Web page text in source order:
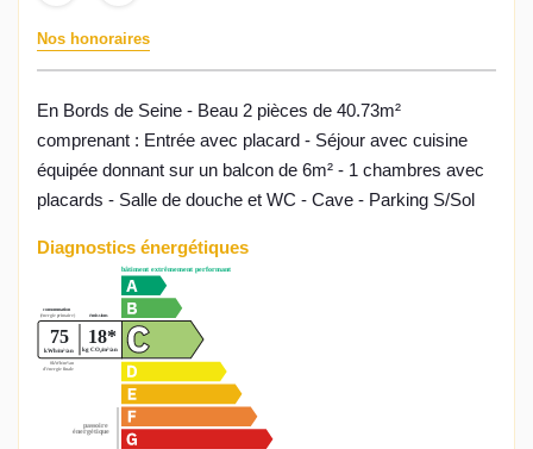
Nos honoraires
En Bords de Seine - Beau 2 pièces de 40.73m²
comprenant : Entrée avec placard - Séjour avec cuisine
équipée donnant sur un balcon de 6m² - 1 chambres avec
placards - Salle de douche et WC - Cave - Parking S/Sol
Diagnostics énergétiques